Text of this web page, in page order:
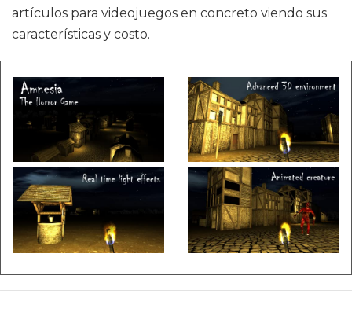
artículos para videojuegos en concreto viendo sus
características y costo.